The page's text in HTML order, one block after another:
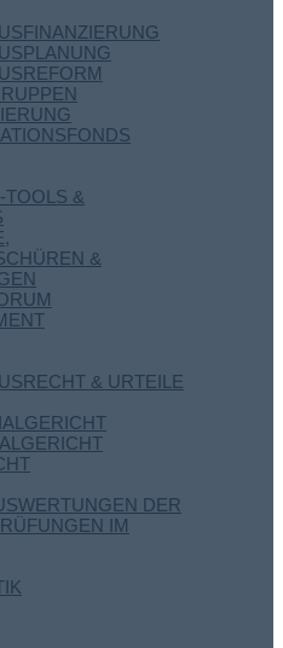
TOOLS &
&
& URTEILE
DER
IM